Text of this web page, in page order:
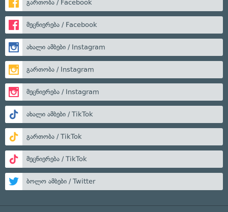
გართობა / Facebook
მეცნიერება / Facebook
ახალი ამბები / Instagram
გართობა / Instagram
მეცნიერება / Instagram
ახალი ამბები / TikTok
გართობა / TikTok
მეცნიერება / TikTok
ბოლო ამბები / Twitter